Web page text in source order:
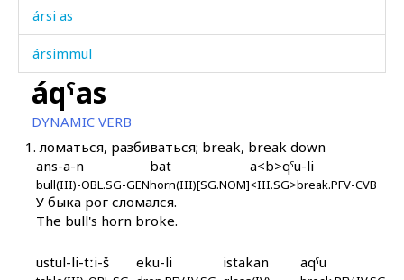
ársi as
ársimmul
ársːas
árt'mus
árčəla
árša
áqˤas
DYNAMIC VERB
1. ломаться, разбиваться; break, break down
ans-a-n
bull(III)-OBL.SG-GEN
bat
horn(III)[SG.NOM]
a<b>qˤu-li
<III.SG>break.PFV-CVB
У быка рог сломался.
The bull's horn broke.
ustul-li-tːi-š eku-li istakan aqˤu